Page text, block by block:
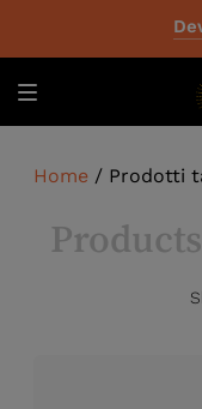
Home / Prodotti